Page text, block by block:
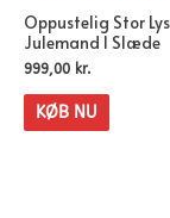
Oppustelig Stor
Julemand I Slæde
999,00 kr.
KØB NU